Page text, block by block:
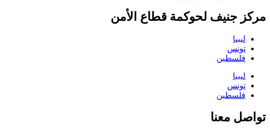
مركز جنيف لحوكمة قطاع الأمن
ليبيا
تونس
فلسطين
ليبيا
تونس
فلسطين
تواصل معنا